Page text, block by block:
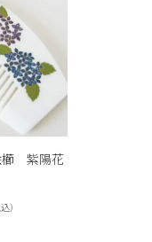
櫛 紫陽花